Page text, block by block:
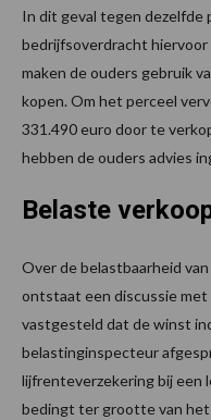
In dit geval tegen dezelfde
bedrijfsoverdracht hiervoor
maken de ouders gebruik
kopen. Om het perceel
331.490 euro door te
hebben de ouders advies
Belaste
Over de belastbaarheid
ontstaat een discussie
vastgesteld dat de winst
belastinginspecteur
lijfrenteverzekering bij een
bedingt ter grootte van